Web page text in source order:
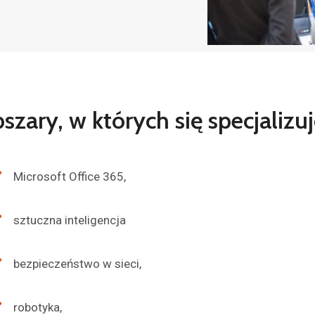
w których się
Microsoft Office 365,
sztuczna inteligencja
bezpieczeństwo w sieci,
robotyka,